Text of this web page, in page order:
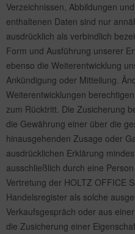
Verzeichnissen, Abbildungen
enthaltenen Daten sind nur
ausdrücklich als verbindlich
Form und Ausführung unserer
ebenso die Weiterentwicklung
Ankündigung oder Mitteilung.
Weiterentwicklungen
zum Rücktritt. Die Zusicherung
die Gewährung einer über die
hinausgehenden Zusage oder
ausdrücklichen Erklärung
ausschließlich durch eine
Vertretung der HOLTZ OFFICE
Handelsregister als solche
Verkaufsgespräch oder aus
die Zusicherung einer